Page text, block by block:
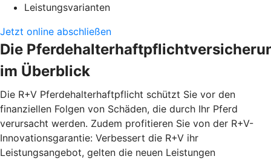
Leistungsvarianten
Jetzt online abschließen
Die
im Überblick
Die R+V Pferdehalterhaftpflicht schützt Sie vor den
finanziellen Folgen von Schäden, die durch Ihr Pferd
verursacht werden. Zudem profitieren Sie von der R+V-
Innovationsgarantie: Verbessert die R+V ihr
Leistungsangebot, gelten die neuen Leistungen